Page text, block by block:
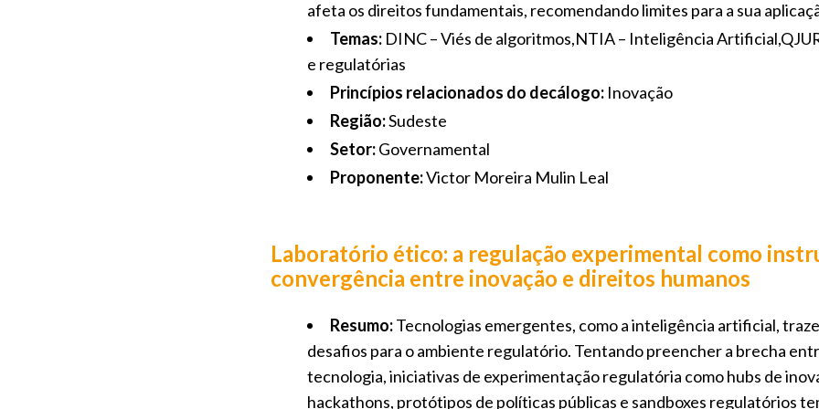
afeta os direitos fundamentais, recomendando limites para a sua
Temas: DINC – Viés de algoritmos,NTIA – Inteligência
e regulatórias
Princípios relacionados do decálogo: Inovação
Região:Sudeste
Setor:Governamental
Proponente:Victor Moreira Mulin Leal
Laboratório ético: a regulação experimental como
convergência entre inovação e direitos humanos
Resumo:Tecnologias emergentes, como a inteligência artificial,
desafios para o ambiente regulatório. Tentando preencher a brecha
tecnologia, iniciativas de experimentação regulatória como hubs de
hackathons, protótipos de políticas públicas e sandboxes regulatórios